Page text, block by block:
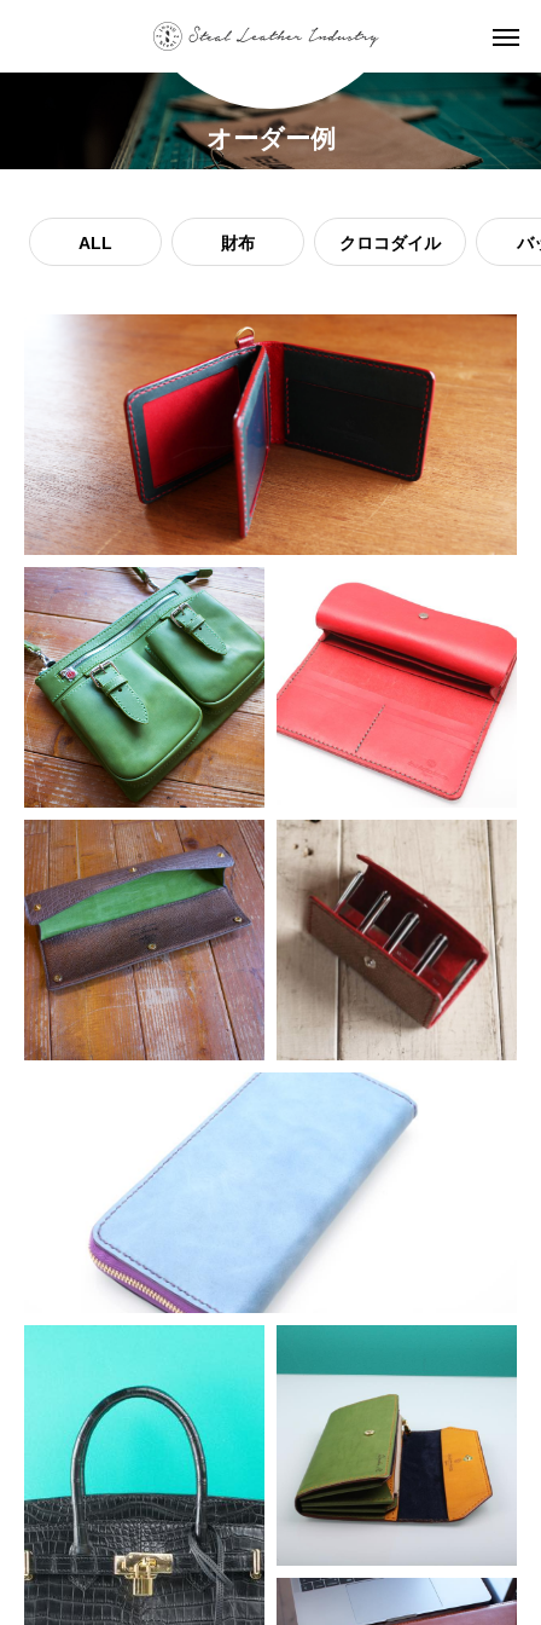
オーダー例
ALL 財布 クロコダイル バ